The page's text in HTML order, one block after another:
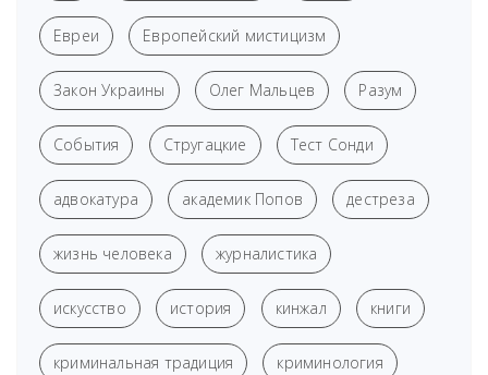
Евреи Европейский мистицизм
Закон Украины Олег Мальцев Разум
События Стругацкие Тест Сонди
адвокатура академик Попов дестреза
жизнь человека журналистика
искусство история кинжал книги
криминальная традиция криминология